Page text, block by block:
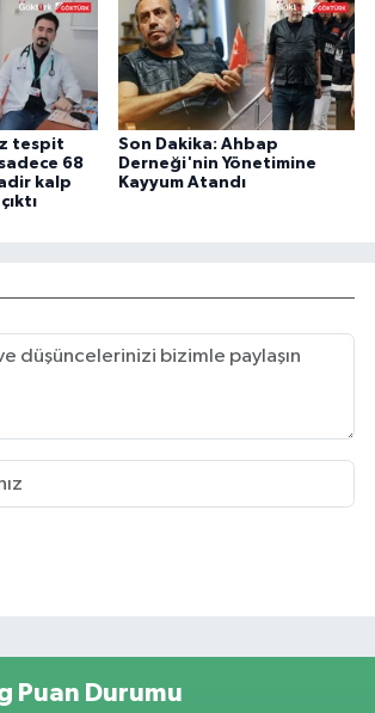
tespit
68
kalp
Son Dakika: Ahbap
Derneği'nin Yönetimine
Kayyum Atandı
Puan Durumu